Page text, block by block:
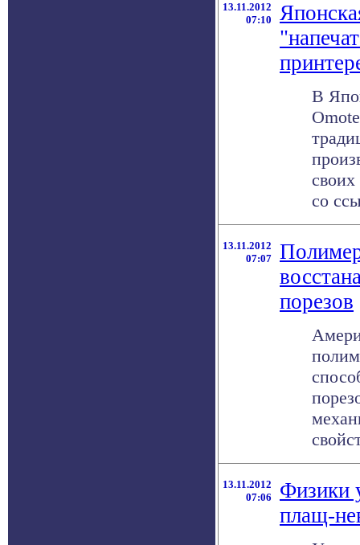
13.11.2012
07:10
В
со
13.11.2012
07:07
порезов
13.11.2012
07:06
Физики
плащ-